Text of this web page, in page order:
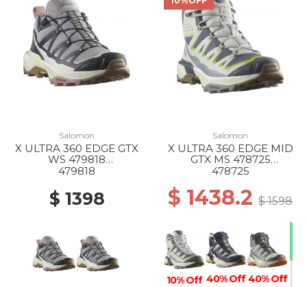
Salomon
X ULTRA 360 EDGE GTX
WS 479818
IRON/ETHEREA/FAIRY
479818
$ 1398
Salomon
X ULTRA 360 EDGE MID
GTX MS 478725
TURBULENCE/METAL/D
478725
$ 1438.2 $ 1598
10% Off 40% Off 40% Off